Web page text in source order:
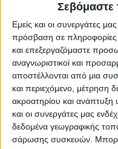
Σεβόμαστε
Εμείς και οι συνεργάτες
πρόσβαση σε
και επεξεργαζόμαστε
αναγνωριστικοί και
αποστέλλονται από μια
και περιεχόμενο, μέτρηση
ακροατηρίου και ανάπτυξη
και οι συνεργάτες μας
δεδομένα γεωγραφικής
σάρωσης συσκευών.
ΥΠΟΚΑΤΗΓΟΡΊΕΣ
ΔΙΑΘΕΣΙΜΌΤΗΤΑ
Άμεση παραλαβή /
1-3 ημέρες
4-7 ημέρες
7-10 ημέρες
Κατόπιν Παραγγελίας
ΤΙΜΗ